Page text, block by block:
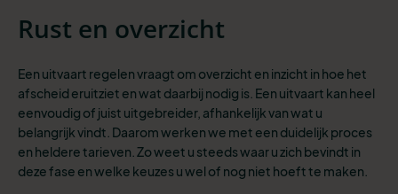
Rust en overzicht
Een uitvaart regelen vraagt om overzicht en inzicht in hoe het
afscheid eruitziet en wat daarbij nodig is. Een uitvaart kan heel
eenvoudig of juist uitgebreider, afhankelijk van wat u
belangrijk vindt. Daarom werken we met een duidelijk proces
en heldere tarieven. Zo weet u steeds waar u zich bevindt in
deze fase en welke keuzes u wel of nog niet hoeft te maken.